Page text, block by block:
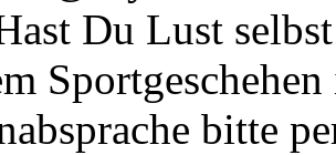
Du Lust
bitte